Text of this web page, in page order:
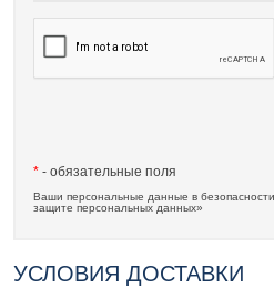
* - обязательные поля
Ваши персональные данные в
защите персональных данных»
УСЛОВИЯ ДОСТАВКИ